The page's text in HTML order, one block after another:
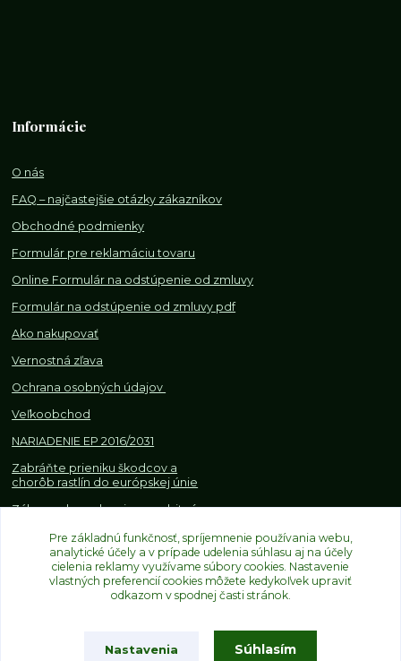
Informácie
O nás
FAQ – najčastejšie otázky zákazníkov
Obchodné podmienky
Formulár pre reklamáciu tovaru
Online Formulár na odstúpenie od zmluvy
Formulár na odstúpenie od zmluvy pdf
Ako nakupovať
Vernostná zľava
Ochrana osobných údajov
Veľkoobchod
NARIADENIE EP 2016/2031
Zabráňte prieniku škodcov a
chorôb rastlín do európskej únie
Zákazy, obmedzenia a osobitné
obchodovaní s rastlinami
Upravit sběr cookies.
Pre základnú funkčnosť, spríjemnenie používania webu,
analytické účely a v prípade udelenia súhlasu aj na účely
cielenia reklamy využívame súbory cookies. Nastavenie
vlastných preferencií cookies môžete kedykoľvek upraviť
odkazom v spodnej časti stránok.
Nastavenia Súhlasím